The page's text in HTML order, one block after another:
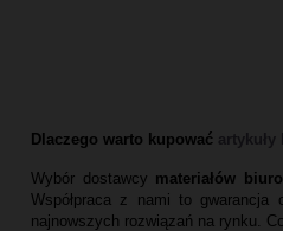
Dlaczego warto kupować artykuły
Wybór dostawcy materiałów
Współpraca z nami to gwarancja
najnowszych rozwiązań na rynku.